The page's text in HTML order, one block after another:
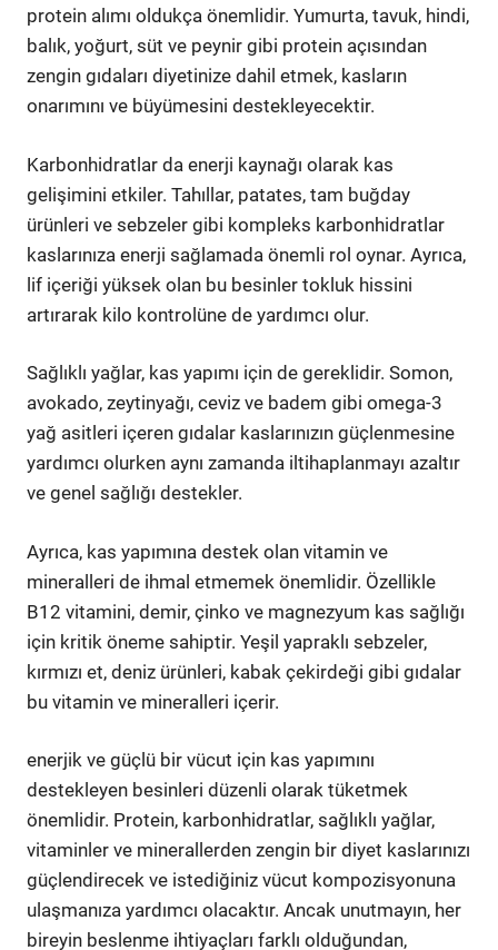
protein alımı oldukça önemlidir. Yumurta, tavuk, hindi,
balık, yoğurt, süt ve peynir gibi protein açısından
zengin gıdaları diyetinize dahil etmek, kasların
onarımını ve büyümesini destekleyecektir.
Karbonhidratlar da enerji kaynağı olarak kas
gelişimini etkiler. Tahıllar, patates, tam buğday
ürünleri ve sebzeler gibi kompleks karbonhidratlar
kaslarınıza enerji sağlamada önemli rol oynar. Ayrıca,
lif içeriği yüksek olan bu besinler tokluk hissini
artırarak kilo kontrolüne de yardımcı olur.
Sağlıklı yağlar, kas yapımı için de gereklidir. Somon,
avokado, zeytinyağı, ceviz ve badem gibi omega-3
yağ asitleri içeren gıdalar kaslarınızın güçlenmesine
yardımcı olurken aynı zamanda iltihaplanmayı azaltır
ve genel sağlığı destekler.
Ayrıca, kas yapımına destek olan vitamin ve
mineralleri de ihmal etmemek önemlidir. Özellikle
B12 vitamini, demir, çinko ve magnezyum kas sağlığı
için kritik öneme sahiptir. Yeşil yapraklı sebzeler,
kırmızı et, deniz ürünleri, kabak çekirdeği gibi gıdalar
bu vitamin ve mineralleri içerir.
enerjik ve güçlü bir vücut için kas yapımını
destekleyen besinleri düzenli olarak tüketmek
önemlidir. Protein, karbonhidratlar, sağlıklı yağlar,
vitaminler ve minerallerden zengin bir diyet kaslarınızı
güçlendirecek ve istediğiniz vücut kompozisyonuna
ulaşmanıza yardımcı olacaktır. Ancak unutmayın, her
bireyin beslenme ihtiyaçları farklı olduğundan,